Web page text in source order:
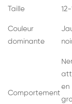
Taille
Couleur
dominante
Comportement
en